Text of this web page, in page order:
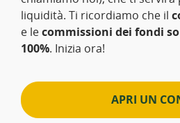
liquidità. Ti ricordiamo che il
e lecommissioni dei fondi
100%. Inizia ora!
APRI UN